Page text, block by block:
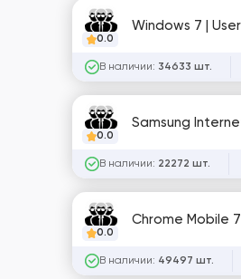
0.0
В наличии: 34633 шт.
0.0
В наличии: 22272 шт.
0.0
Chrome Mobile
В наличии: 49497 шт.